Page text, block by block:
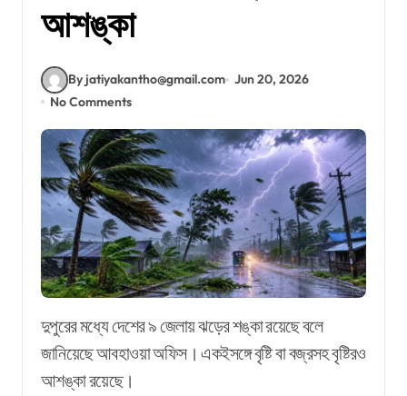
আশঙ্কা
By jatiyakantho@gmail.com Jun 20, 2026
No Comments
দুপুরের মধ্যে দেশের ৯ জেলায় ঝড়ের শঙ্কা রয়েছে বলে
জানিয়েছে আবহাওয়া অফিস। একইসঙ্গে বৃষ্টি বা বজ্রসহ বৃষ্টিরও
আশঙ্কা রয়েছে।